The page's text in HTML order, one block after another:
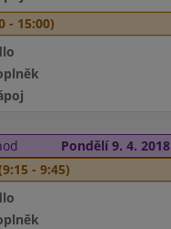
- 15:00)
Pondělí 9. 4. 2018
- 9:45)